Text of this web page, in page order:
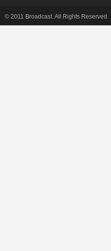
© 2011 Broadcast. All Rights Reserved.